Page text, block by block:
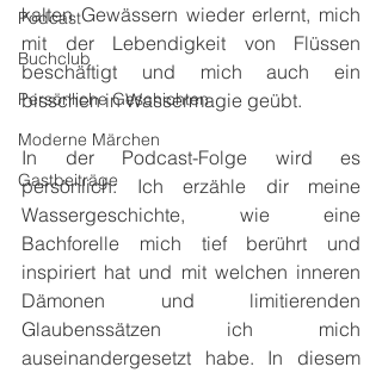
Podcast
Buchclub
Persönliche Geschichten
Moderne Märchen
Gastbeiträge
kalten Gewässern wieder erlernt, mich
mit der Lebendigkeit von Flüssen
beschäftigt und mich auch ein
bisschen in Wassermagie geübt.
In der Podcast-Folge wird es
persönlich: Ich erzähle dir meine
Wassergeschichte, wie eine
Bachforelle mich tief berührt und
inspiriert hat und mit welchen inneren
Dämonen und limitierenden
Glaubenssätzen ich mich
auseinandergesetzt habe. In diesem